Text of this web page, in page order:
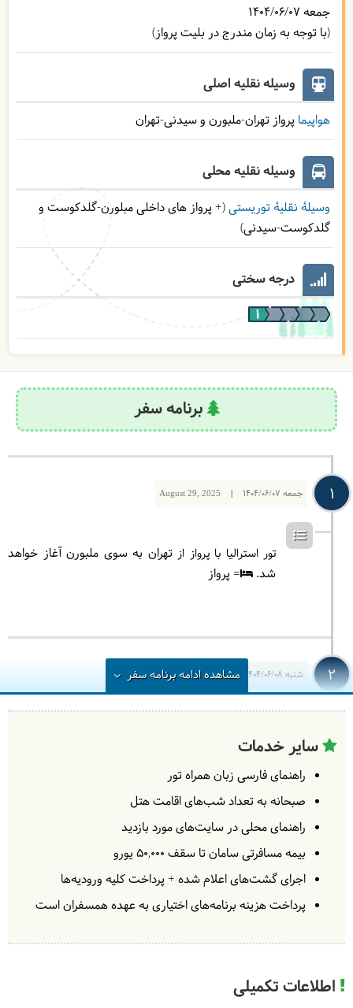
جمعه 1404/06/07
(با توجه به زمان مندرج در بلیت پرواز)
وسیله نقلیه اصلی
هواپیما پرواز تهران-ملبورن و سیدنی-تهران
وسیله نقلیه محلی
وسیلۀ نقلیۀ توریستی(+ پرواز های داخلی مبلورن-گلدکوست و
گلدکوست-سیدنی)
درجه سختی
برنامه سفر
1 جمعه August 29, 2025 | 1404/06/07
تور استرالیا با پرواز ازتهران به سوی ملبورن آغاز خواهد
شد.
= پرواز
2 شنبه August 30, 2025 | 1404/06/08
توقفی در سالن ترانزیت فرودگاه دوبی داریم تا پرواز به
سوی ملبورن. بعد از رسیدن، به هتل ترانسفر خواهیم
شد. وقت آزاد برای استراحت خواهیم داشت.
یکشنبه August 31, 2025 | 1404/06/09
امروز گشت شهری ملبورن را خواهیم داشت و از
تماشای کلبه کاپیتان کوک خواهیم رفت.
مشاهدهادامهبرنامه سفر
سایر خدمات
راهنمای فارسی زبان همراه تور
صبحانه به تعداد شب‌های اقامت هتل
راهنمای محلی در سایت‌های مورد بازدید
بیمه مسافرتی سامان تا سقف 50,000 یورو
اجرای گشت‌های اعلام شده + پرداخت کلیه ورودیه‌ها
پرداخت هزینه برنامه‌های اختیاری به‌ عهده همسفران است
اطلاعات تکمیلی